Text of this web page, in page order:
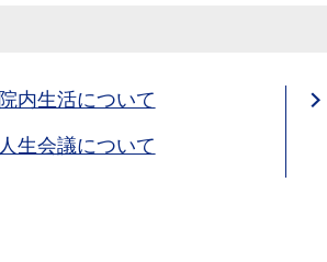
院内生活について
人生会議について